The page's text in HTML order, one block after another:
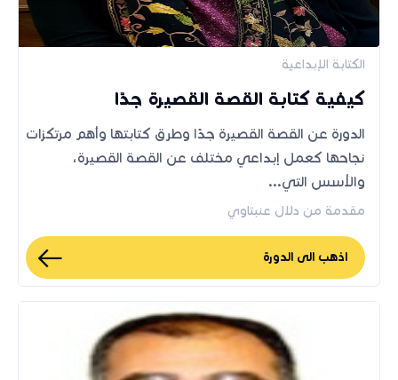
الكتابة الإبداعية
كيفية كتابة القصة القصيرة جدًا
الدورة عن القصة القصيرة جدًا وطرق كتابتها وأهم مرتكزات
نجاحها كعمل إبداعي مختلف عن القصة القصيرة،
والأسس التي...
مقدمة من دلال عنبتاوي
اذهب الى الدورة